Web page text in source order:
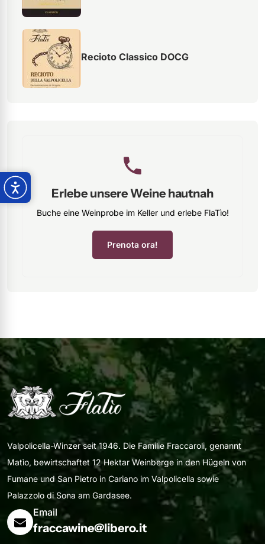
Recioto Classico DOCG
Erlebe unsere Weine hautnah
Buche eine Weinprobe im Keller und erlebe FlaTìo!
Prenota ora!
Valpolicella-Winzer seit 1946. Die Familie Fraccaroli, genannt
Matìo, bewirtschaftet 12 Hektar Weinberge in den Hügeln von
Fumane und San Pietro in Cariano im Valpolicella sowie
Palazzolo di Sona am Gardasee.
Email
fraccawine@libero.it